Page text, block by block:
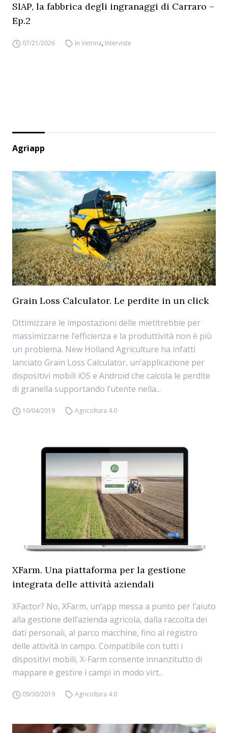
SIAP, la fabbrica degli ingranaggi di Carraro –
Ep.2
07/21/2026 In Vetrina, Interviste
Agriapp
Grain Loss Calculator. Le perdite in un click
Ottimizzare le impostazioni delle mietitrebbie per
massimizzarne l’efficienza e la produttività non è più
un problema. New Holland Agriculture ha infatti
lanciato Grain Loss Calculator, un’applicazione per
dispositivi mobili iOS e Android che calcola le perdite
di granella supportando l’utente nella...
10/04/2019 Agricoltura 4.0
XFarm. Una piattaforma per la gestione
integrata delle attività aziendali
XFactor? No, XFarm, un’app messa a punto per l’aiuto
alla gestione dell’azienda agricola, dalla raccolta dei
dati personali, al parco macchine, fino al registro
delle attività in campo. Compatibile con tutti i
dispositivi mobili, X-Farm consente innanzitutto di
mappare e gestire i campi in modo virt...
09/30/2019 Agricoltura 4.0